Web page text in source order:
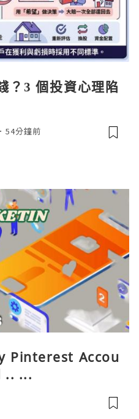
？3 個投資心理陷
54分鐘前
Pinterest Accou
.. ...